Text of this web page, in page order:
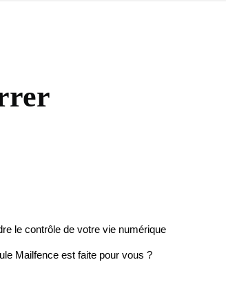
le contrôle de votre vie numérique
Mailfence est faite pour vous ?